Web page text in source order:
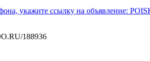
укажите ссылку на объявление:
188936